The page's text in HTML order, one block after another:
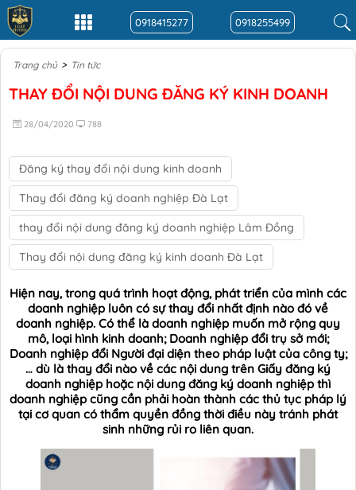
0918415277 0918255499
Trang chủ > Tin tức
THAY ĐỔI NỘI DUNG ĐĂNG KÝ KINH DOANH
28/04/2020 788
Đăng ký thay đổi nội dung kinh doanh
Thay đổi đăng ký doanh nghiệp Đà Lạt
thay đổi nội dung đăng ký doanh nghiệp Lâm Đồng
Thay đổi nội dung đăng ký kinh doanh Đà Lạt
Hiện nay, trong quá trình hoạt động, phát triển của mình các
doanh nghiệp luôn có sự thay đổi nhất định nào đó về
doanh nghiệp. Có thể là doanh nghiệp muốn mở rộng quy
mô, loại hình kinh doanh; Doanh nghiệp đổi trụ sở mới;
Doanh nghiệp đổi Người đại diện theo pháp luật của công ty;
… dù là thay đổi nào về các nội dung trên Giấy đăng ký
doanh nghiệp hoặc nội dung đăng ký doanh nghiệp thì
doanh nghiệp cũng cần phải hoàn thành các thủ tục pháp lý
tại cơ quan có thẩm quyền đồng thời điều này tránh phát
sinh những rủi ro liên quan.